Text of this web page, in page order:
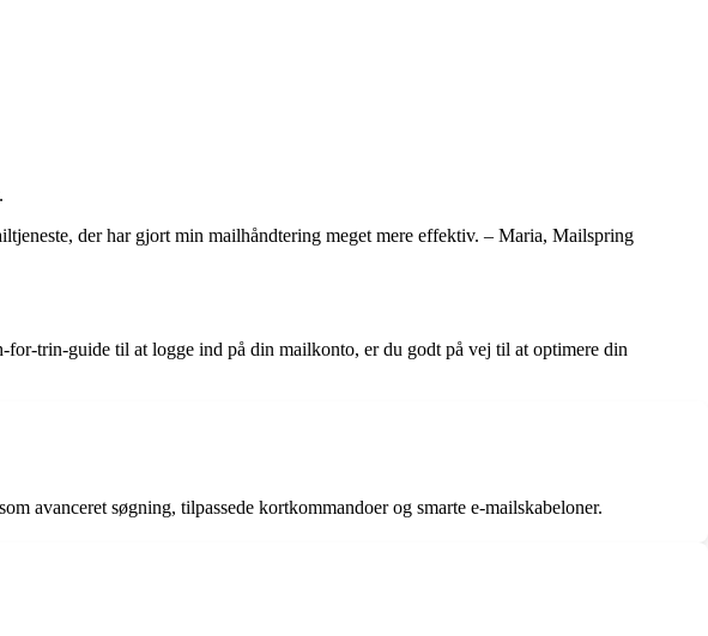
der har gjort min mailhåndtering meget mere effektiv. – Maria, Mailspring
trin-guide til at logge ind på din mailkonto, er du godt på vej til at optimere din
avanceret søgning, tilpassede kortkommandoer og smarte e-mailskabeloner.